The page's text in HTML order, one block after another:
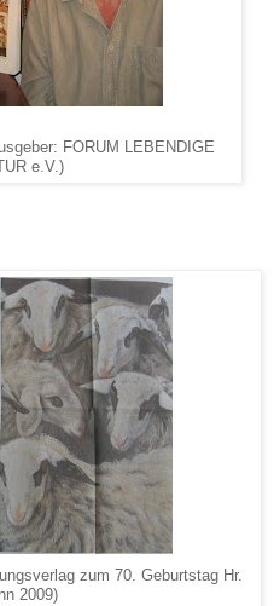
FORUM LEBENDIGE
e.V.)
zum 70. Geburtstag Hr.
2009)